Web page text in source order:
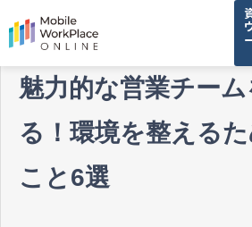
製品サービス一覧
コネクシオの強み
魅力的な営業チー
る！環境を整える
こと6選